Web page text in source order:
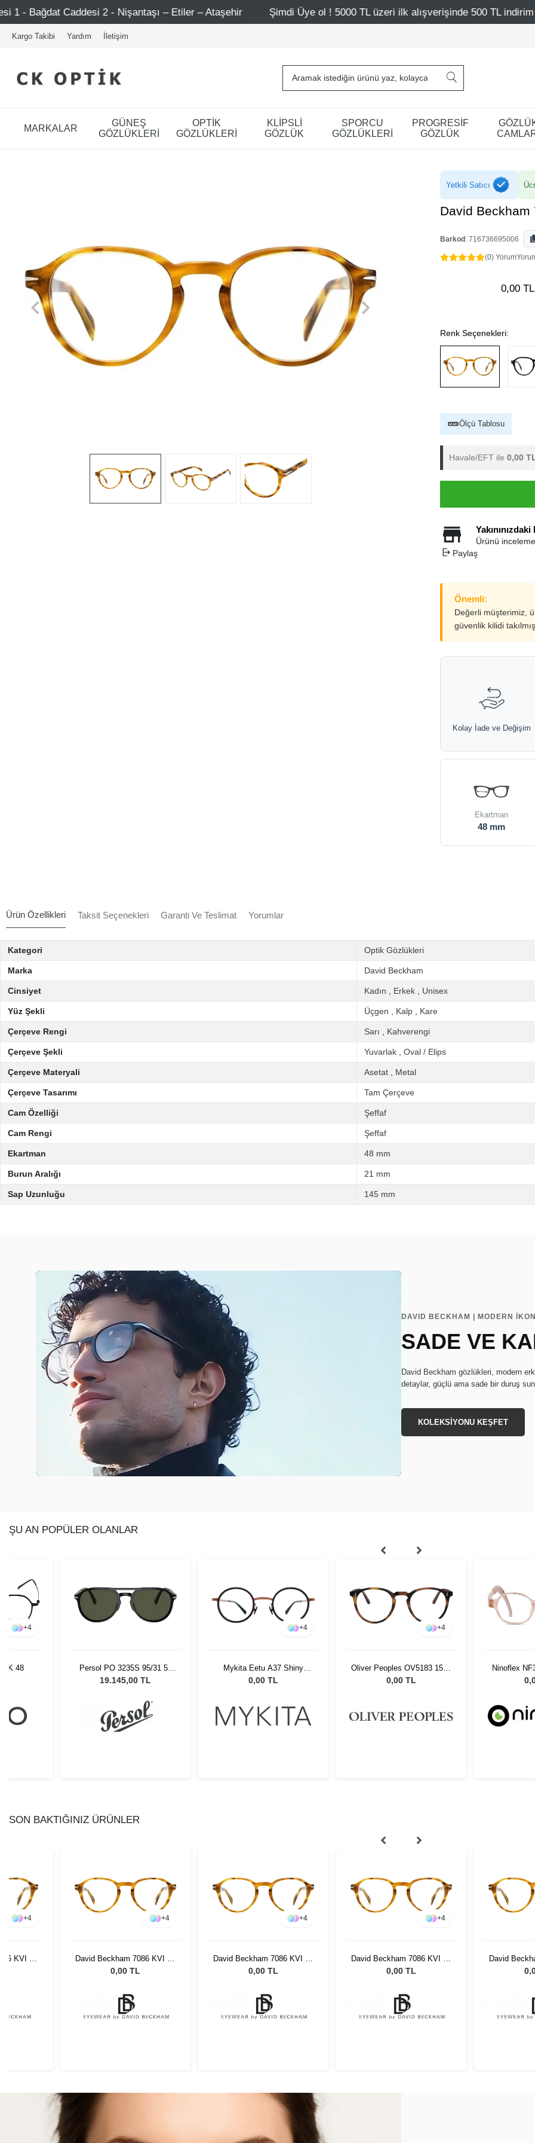
2 - Nişantaşı – Etiler – Ataşehir Şimdi Üye ol ! 5000 TL üzeri ilk alışverişinde 500 TL indirim
Kargo Takibi Yardım İletişim
MARKALAR
GÜNEŞ
GÖZLÜKLERİ
OPTİK
GÖZLÜKLERİ
KLİPSLİ
GÖZLÜK
SPORCU
GÖZLÜKLERİ
PROGRESİF
GÖZLÜK
Yetkili Satıcı
David Beckham
Barkod : 716736695006
(0) Yorum
0,00 TL
Renk Seçenekleri:
Ölçü Tablosu
Havale/EFT ile 0,00
Ürünü
Paylaş
Önemli:
Değerli müşterimiz,
güvenlik kilidi
Kolay İade ve Değişim
Ekartman
48 mm
Ürün Özellikleri Taksit Seçenekleri Garanti Ve Teslimat Yorumlar
Kategori Optik Gözlükleri
Marka David Beckham
Cinsiyet Kadın Erkek Unisex
Yüz Şekli Üçgen Kalp Kare
Çerçeve Rengi Sarı Kahverengi
Çerçeve Şekli Yuvarlak Oval / Elips
Çerçeve Materyali Asetat Metal
Çerçeve Tasarımı Tam Çerçeve
Cam Özelliği Şeffaf
Cam Rengi Şeffaf
Ekartman 48 mm
Burun Aralığı 21 mm
Sap Uzunluğu 145 mm
DAVID BECKHAM | MODERN
SADE VE
David Beckham gözlükleri, modern
detaylar, güçlü ama sade bir duruş
KOLEKSİYONU KEŞFET
ŞU AN POPÜLER OLANLAR
+4
48
Persol PO 3235S 95/31 55
Unisex Güneş Gözlüğü
19.145,00 TL
+4
Mykita Eetu A37 Shiny
Copper/Black 818
0,00 TL
+4
Oliver Peoples OV5183 1552
45
0,00 TL
Ninoflex
SON BAKTIĞINIZ ÜRÜNLER
+4
KVI 48
+4
David Beckham 7086 KVI 48
21
0,00 TL
+4
David Beckham 7086 KVI 48
21
0,00 TL
+4
David Beckham 7086 KVI 48
21
0,00 TL
David